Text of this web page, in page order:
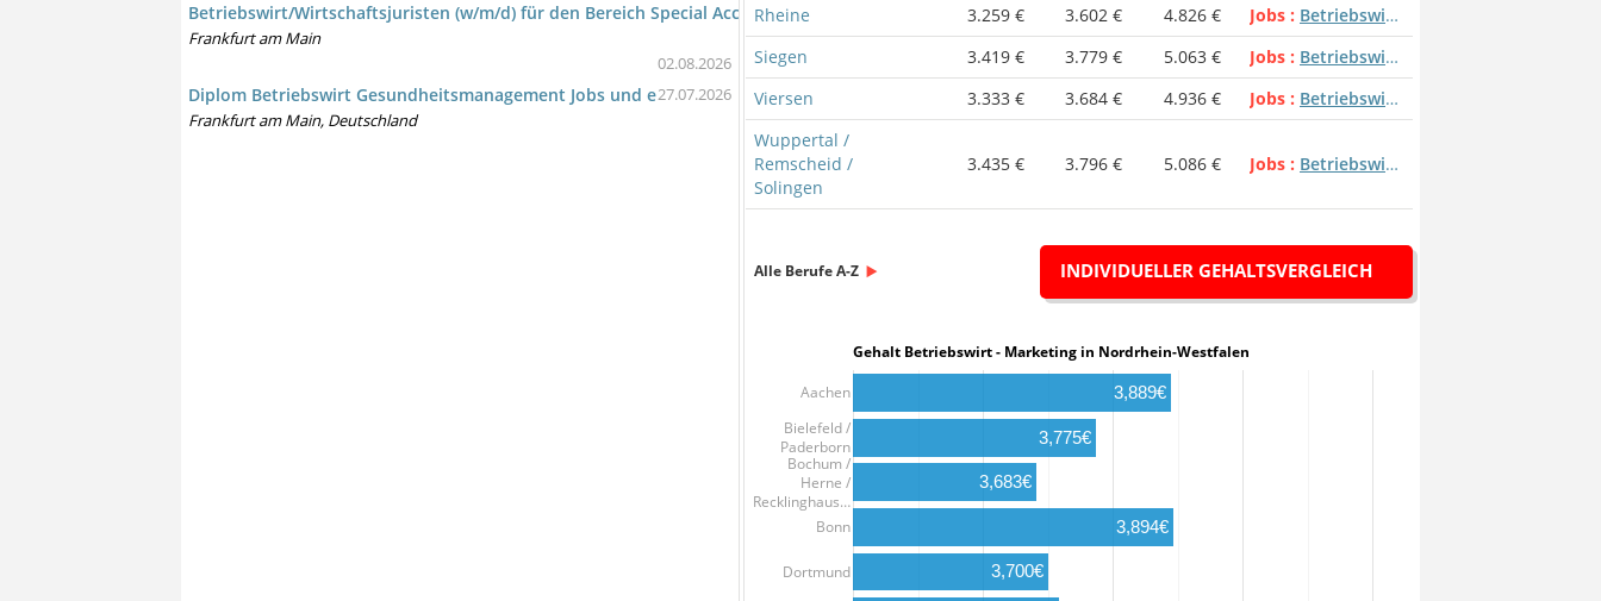
Rheine
3.259 € 3.602 € 4.826 € Jobs
Betriebswirt - Marketing
Siegen
3.419 € 3.779 € 5.063 € Jobs
Betriebswirt - Marketing
Viersen
3.333 € 3.684 € 4.936 € Jobs
Betriebswirt - Marketing
Wuppertal /
Remscheid /
Solingen
3.435 € 3.796 € 5.086 € Jobs Betriebswirt - Marketing
Alle Berufe A-Z INDIVIDUELLER GEHALTSVERGLEICH
Gehalt Betriebswirt - Marketing in Nordrhein-Westfalen
Aachen
Bielefeld /
Paderborn
Bochum /
Herne /
Recklinghaus…
Bonn
Dortmund
3,889€
3,775€
3,683€
3,894€
3,700€
Betriebswirt/Wirtschaftsjuristen (w/m/d) für den Bereich Special Accounting
Frankfurt am Main
02.08.2026
Diplom Betriebswirt Gesundheitsmanagement Jobs und e
Frankfurt am Main, Deutschland
27.07.2026